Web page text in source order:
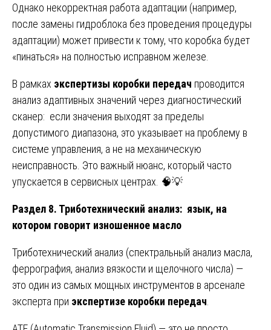
Однако некорректная работа адаптации (например,
после замены гидроблока без проведения процедуры
адаптации) может привести к тому, что коробка будет
«пинаться» на полностью исправном железе.
В рамках экспертизы коробки передач проводится
анализ адаптивных значений через диагностический
сканер: если значения выходят за пределы
допустимого диапазона, это указывает на проблему в
системе управления, а не на механическую
неисправность. Это важный нюанс, который часто
упускается в сервисных центрах. 🧠💡
Раздел 8. Триботехнический анализ: язык, на
котором говорит изношенное масло
Триботехнический анализ (спектральный анализ масла,
феррография, анализ вязкости и щелочного числа) —
это один из самых мощных инструментов в арсенале
эксперта при экспертизе коробки передач